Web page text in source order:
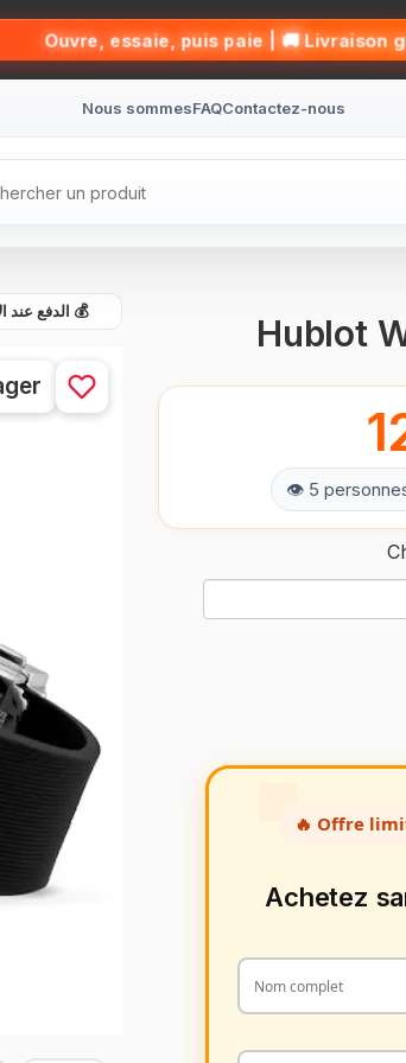
Nous sommesFAQContactez-nous
💰 الدفع عند
Hublot
👁 5
🔥 Offre
Achetez